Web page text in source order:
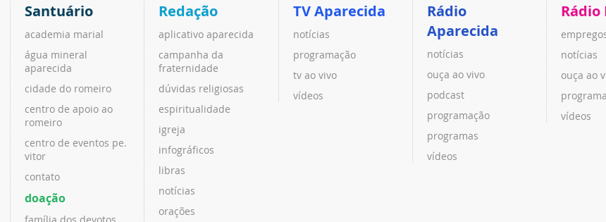
Santuário
academia marial
água mineral
aparecida
cidade do romeiro
centro de apoio ao
romeiro
centro de eventos pe.
vitor
contato
doação
família dos devotos
Redação
aplicativo aparecida
campanha da
fraternidade
dúvidas religiosas
espiritualidade
igreja
infográficos
libras
notícias
orações
TV Aparecida
notícias
programação
tv ao vivo
vídeos
Rádio
Aparecida
notícias
ouça ao vivo
podcast
programação
programas
vídeos
Rádio
notícias
ouça ao
vídeos